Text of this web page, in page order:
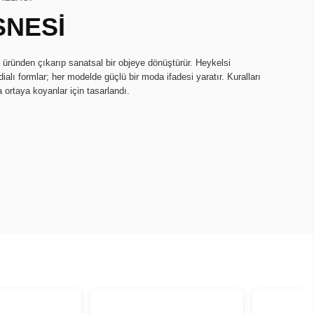
çıkarıp sanatsal bir objeye dönüştürür. Heykelsi
formlar; her modelde güçlü bir moda ifadesi yaratır. Kuralları
koyanlar için tasarlandı.